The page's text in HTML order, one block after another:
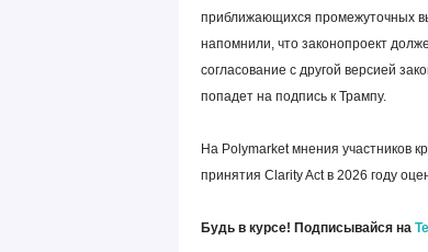
приближающихся промежуточных
напомнили, что законопроект
согласование с другой версией
попадет на подпись к Трампу.
На Polymarket мнения участников
принятия Clarity Act в 2026 году
Будь в курсе! Подписывайся на